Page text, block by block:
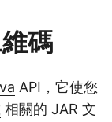
碼
API，它使您
相關的 JAR 文